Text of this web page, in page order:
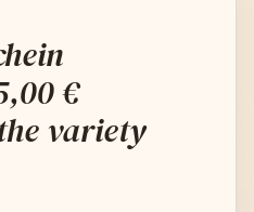
€
variety